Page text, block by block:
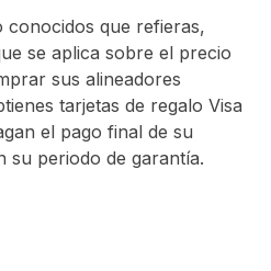
conocidos que refieras,
se aplica sobre el precio
sus alineadores
tarjetas de regalo Visa
el pago final de su
su periodo de garantía.